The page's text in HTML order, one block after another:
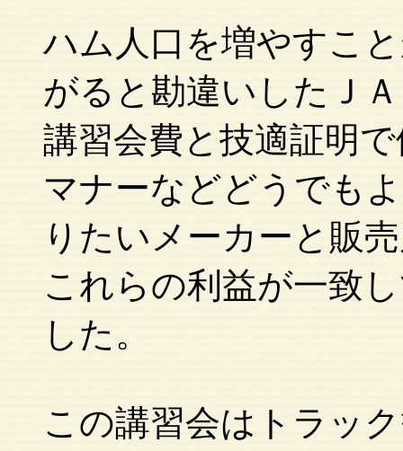
ハム人口を増やすこ
がると勘違いしたＪ
講習会費と技適証明
マナーなどどうでも
りたいメーカーと販
これらの利益が一致
した。
この講習会はトラッ